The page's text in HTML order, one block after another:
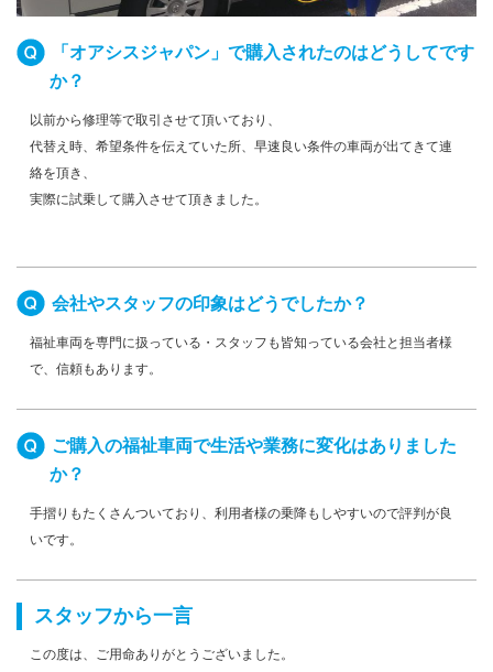
「オアシスジャパン」で購入されたのはどうしてです
か？
以前から修理等で取引させて頂いており、
代替え時、希望条件を伝えていた所、早速良い条件の車両が出てきて連
絡を頂き、
実際に試乗して購入させて頂きました。
会社やスタッフの印象はどうでしたか？
福祉車両を専門に扱っている・スタッフも皆知っている会社と担当者様
で、信頼もあります。
ご購入の福祉車両で生活や業務に変化はありました
か？
手摺りもたくさんついており、利用者様の乗降もしやすいので評判が良
いです。
スタッフから一言
この度は、ご用命ありがとうございました。